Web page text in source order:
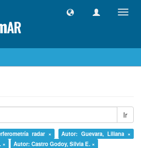
Ir
radar ×
Autor: Guevara, Liliana ×
×
Autor: Castro Godoy, Silvia E. ×